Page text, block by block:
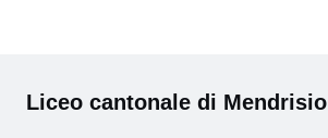
Liceo cantonale di Mendrisio